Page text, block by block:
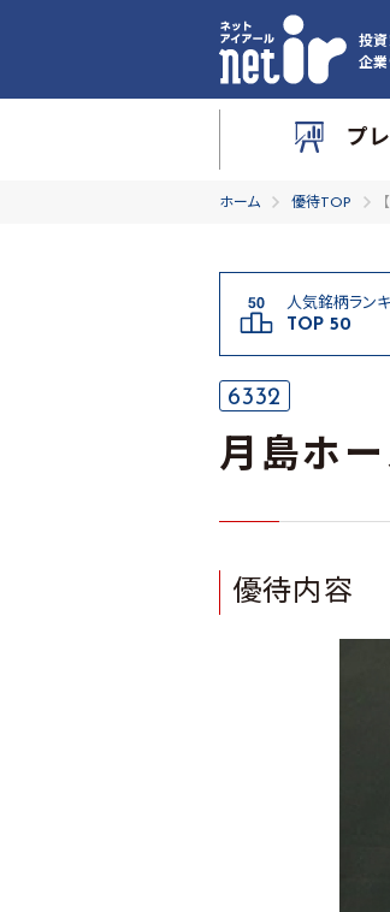
投
企業
プ
ホーム 優待TOP
人気銘柄ラン
TOP 50
6332
月島ホー
優待内容